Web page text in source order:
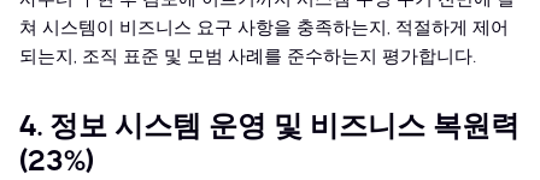
쳐 시스템이 비즈니스 요구 사항을 충족하는지, 적절하게 제어
되는지, 조직 표준 및 모범 사례를 준수하는지 평가합니다.
4. 정보 시스템 운영 및 비즈니스 복원력
(23%)